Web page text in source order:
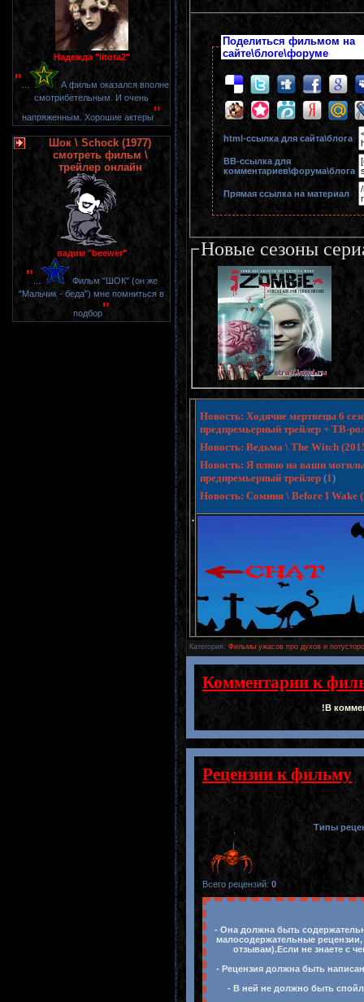
Надежда "litota2"
"
А фильм оказался вполне
смотрибетельным. И очень
напряженным. Хорошие актеры"
Шок \ Schock (1977)
смотреть фильм \
трейлер онлайн
вадим "beewer"
"
Фильм "ШОК" (он же
"Мальчик - беда") мне помниться в
подбор"
Поделиться фильмом на
сайте\блоге\форуме
html-cсылка для сайта\блога
BB-cсылка для
комментариев\форума\блога
Прямая ссылка на материал
Новые сезоны
.
Новость: Ходячие мертвецы 6
предпремьерный трейлер + ТВ-
Новость: Ведьма \ The Witch
Новость: Я плюю на ваши
предпремьерный трейлер (1)
Новость: Сомния \ Before I Wake
Категория: Фильмы ужасов про духов и
Комментарии к
!В
Рецензии к фильму
Типы
Всего рецензий: 0
- Она должна быть
малосодержательные
отзывам).Если не знаете с
- Рецензия должна быть
- В ней не должно быть